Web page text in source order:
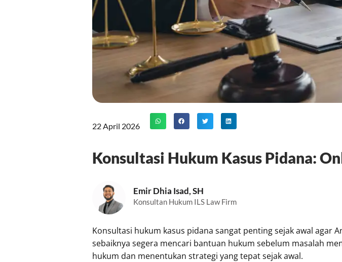
22 April 2026
Konsultasi Hukum Kasus Pidana:
Emir Dhia Isad, SH
Konsultan Hukum ILS Law Firm
Konsultasi hukum kasus pidana sangat penting sejak awal agar
sebaiknya segera mencari bantuan hukum sebelum masalah
hukum dan menentukan strategi yang tepat sejak awal.